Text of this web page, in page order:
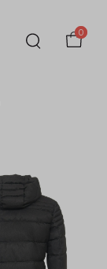
0